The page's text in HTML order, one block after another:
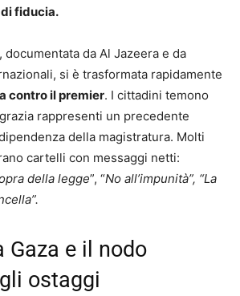
fiducia.
documentata da Al Jazeera e da
si è trasformata rapidamente
contro il premier. I cittadini temono
rappresenti un precedente
della magistratura. Molti
cartelli con messaggi netti:
della legge”, “No all’impunità”, “La
Gaza e il nodo
ostaggi